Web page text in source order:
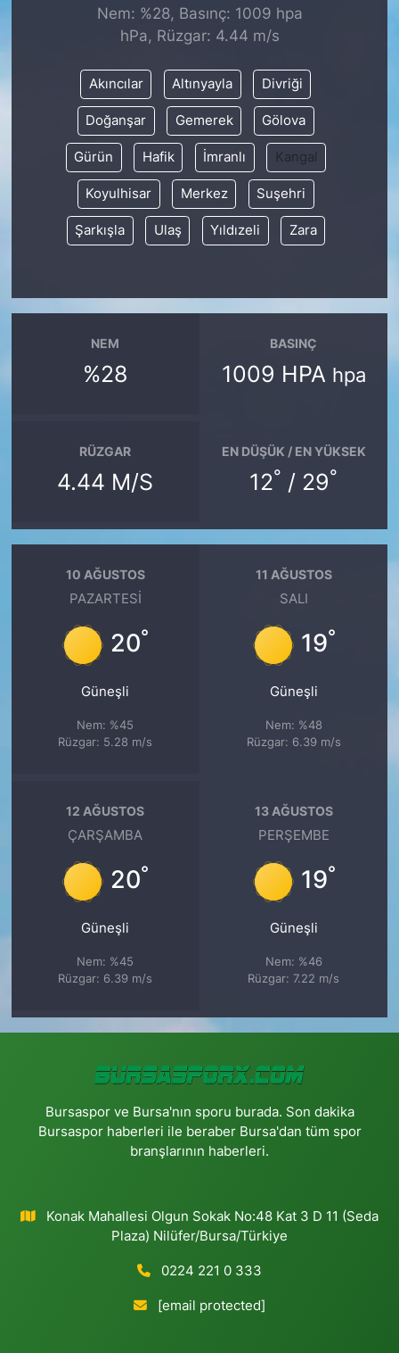
Nem: %28, Basınç: 1009 hpa
hPa, Rüzgar: 4.44 m/s
Akıncılar Altınyayla Divriği
Doğanşar Gemerek Gölova
Gürün Hafik İmranlı Kangal
Koyulhisar Merkez Suşehri
Şarkışla Ulaş Yıldızeli Zara
NEM
%28
BASINÇ
1009 HPA hpa
RÜZGAR
4.44 M/S
EN DÜŞÜK / EN YÜKSEK
12° / 29°
10 AĞUSTOS
PAZARTESI
20°
Güneşli
Nem: %45
Rüzgar: 5.28 m/s
11 AĞUSTOS
SALI
19°
Güneşli
Nem: %48
Rüzgar: 6.39 m/s
12 AĞUSTOS
ÇARŞAMBA
20°
Güneşli
Nem: %45
Rüzgar: 6.39 m/s
13 AĞUSTOS
PERŞEMBE
19°
Güneşli
Nem: %46
Rüzgar: 7.22 m/s
Bursaspor ve Bursa'nın sporu burada. Son dakika
Bursaspor haberleri ile beraber Bursa'dan tüm spor
branşlarının haberleri.
Konak Mahallesi Olgun Sokak No:48 Kat 3 D 11 (Seda
Plaza) Nilüfer/Bursa/Türkiye
0224 221 0 333
[email protected]